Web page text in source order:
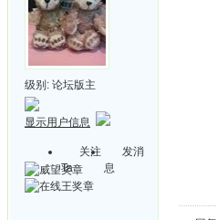
级别: 论坛版主
显示用户信息
关注
Ta
发消
息